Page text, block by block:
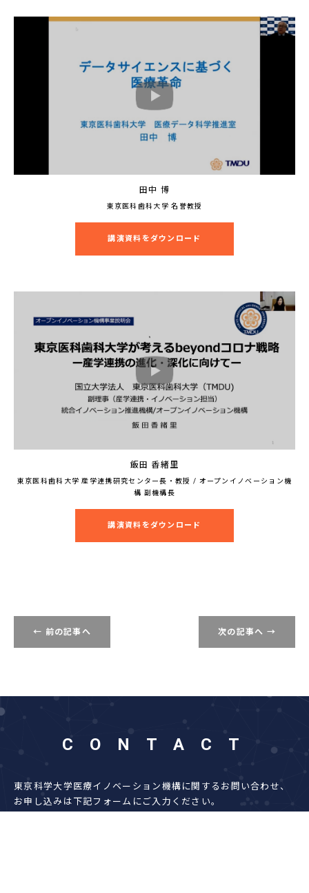
田中 博
東京医科歯科大学 名誉教授
講演資料をダウンロード
飯田 香緒里
東京医科歯科大学 産学連携研究センター長・教授 / オープンイノベーション機
構 副機構長
講演資料をダウンロード
← 前の記事へ 次の記事へ →
CONTACT
東京科学大学医療イノベーション機構に関するお問い合わせ、
お申し込みは下記フォームにご入力ください。